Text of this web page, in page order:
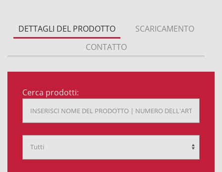
DETTAGLI DEL PRODOTTO
SCARICAMENTO
CONTATTO
Cerca prodotti: